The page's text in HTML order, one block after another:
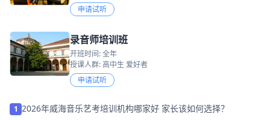
申请试听
录音师培训班
开班时间: 全年
授课人群: 高中生 爱好者
申请试听
1 2026年威海音乐艺考培训机构哪家好 家长该如何选择？